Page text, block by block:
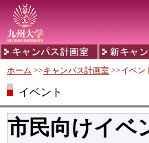
ホーム >>キャンパス計画室 >>イベン
イベント
市民向けイベ